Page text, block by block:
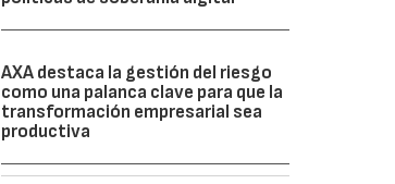
AXA destaca la gestión del riesgo
como una palanca clave para que la
transformación empresarial sea
productiva